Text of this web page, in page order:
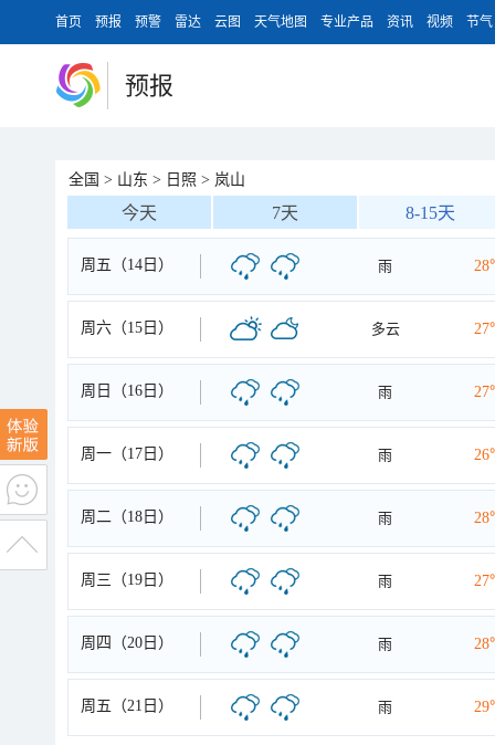
首页 预报 预警 雷达 云图 天气地图 专业产品 资讯 视频 节气
预报
全国 > 山东 > 日照 > 岚山
今天 7天 8-15天
周五（14日） 雨
周六（15日） 多云
周日（16日） 雨
周一（17日） 雨
周二（18日） 雨
周三（19日） 雨
周四（20日） 雨
周五（21日） 雨